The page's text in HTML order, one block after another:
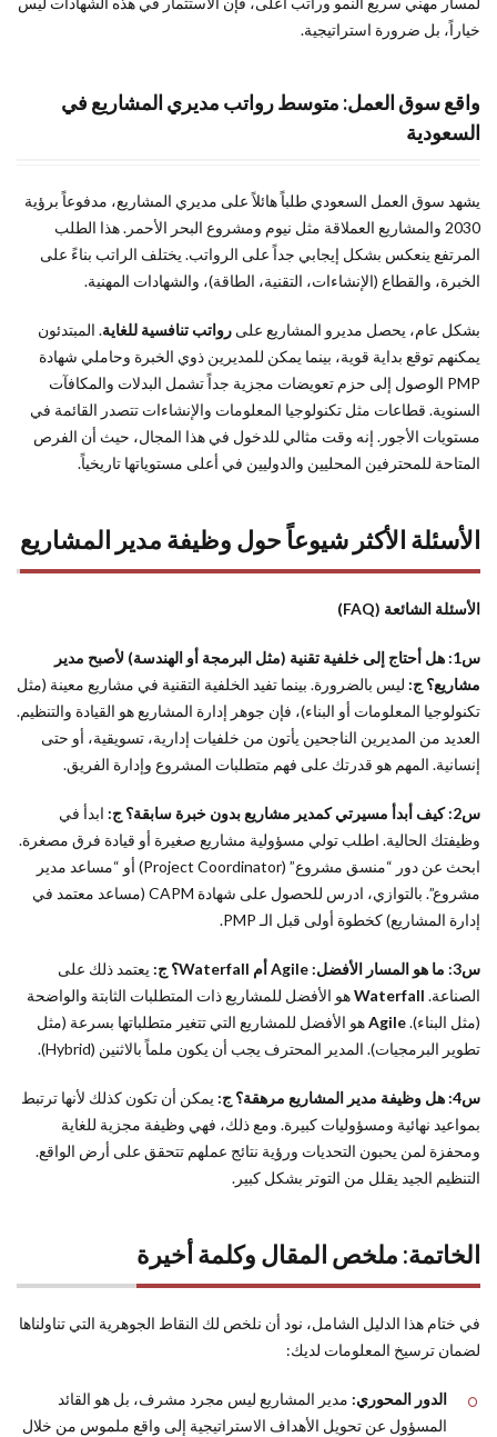
خياراً، بل ضرورة استراتيجية.
واقع سوق العمل: متوسط رواتب مديري المشاريع في
السعودية
يشهد سوق العمل السعودي طلباً هائلاً على مديري المشاريع، مدفوعاً برؤية
2030 والمشاريع العملاقة مثل نيوم ومشروع البحر الأحمر. هذا الطلب
المرتفع ينعكس بشكل إيجابي جداً على الرواتب. يختلف الراتب بناءً على
الخبرة، والقطاع (الإنشاءات، التقنية، الطاقة)، والشهادات المهنية.
بشكل عام، يحصل مديرو المشاريع على رواتب تنافسية للغاية. المبتدئون
يمكنهم توقع بداية قوية، بينما يمكن للمديرين ذوي الخبرة وحاملي شهادة
PMP الوصول إلى حزم تعويضات مجزية جداً تشمل البدلات والمكافآت
السنوية. قطاعات مثل تكنولوجيا المعلومات والإنشاءات تتصدر القائمة في
مستويات الأجور. إنه وقت مثالي للدخول في هذا المجال، حيث أن الفرص
المتاحة للمحترفين المحليين والدوليين في أعلى مستوياتها تاريخياً.
الأسئلة الأكثر شيوعاً حول وظيفة مدير المشاريع
الأسئلة الشائعة (FAQ)
س1: هل أحتاج إلى خلفية تقنية (مثل البرمجة أو الهندسة) لأصبح مدير
مشاريع؟ ج: ليس بالضرورة. بينما تفيد الخلفية التقنية في مشاريع معينة (مثل
تكنولوجيا المعلومات أو البناء)، فإن جوهر إدارة المشاريع هو القيادة والتنظيم.
العديد من المديرين الناجحين يأتون من خلفيات إدارية، تسويقية، أو حتى
إنسانية. المهم هو قدرتك على فهم متطلبات المشروع وإدارة الفريق.
س2: كيف أبدأ مسيرتي كمدير مشاريع بدون خبرة سابقة؟ ج: ابدأ في
وظيفتك الحالية. اطلب تولي مسؤولية مشاريع صغيرة أو قيادة فرق مصغرة.
ابحث عن دور “منسق مشروع” (Project Coordinator) أو “مساعد مدير
مشروع”. بالتوازي، ادرس للحصول على شهادة CAPM (مساعد معتمد في
إدارة المشاريع) كخطوة أولى قبل الـ PMP.
س3: ما هو المسار الأفضل: Agile أم Waterfall؟ ج: يعتمد ذلك على
الصناعة. Waterfallهو الأفضل للمشاريع ذات المتطلبات الثابتة والواضحة
(مثل البناء).Agileهو الأفضل للمشاريع التي تتغير متطلباتها بسرعة (مثل
تطوير البرمجيات). المدير المحترف يجب أن يكون ملماً بالاثنين (Hybrid).
س4: هل وظيفة مدير المشاريع مرهقة؟ ج: يمكن أن تكون كذلك لأنها ترتبط
بمواعيد نهائية ومسؤوليات كبيرة. ومع ذلك، فهي وظيفة مجزية للغاية
ومحفزة لمن يحبون التحديات ورؤية نتائج عملهم تتحقق على أرض الواقع.
التنظيم الجيد يقلل من التوتر بشكل كبير.
الخاتمة: ملخص المقال وكلمة أخيرة
في ختام هذا الدليل الشامل، نود أن نلخص لك النقاط الجوهرية التي تناولناها
لضمان ترسيخ المعلومات لديك:
الدور المحوري: مدير المشاريع ليس مجرد مشرف، بل هو القائد
المسؤول عن تحويل الأهداف الاستراتيجية إلى واقع ملموس من خلال